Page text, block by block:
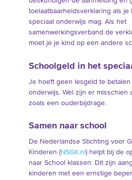
toelaatbaarheidsverklaring als je
speciaal onderwijs mag. Als het
samenwerkingsverband de
moet je je kind op een andere
Schoolgeld in het
Je hoeft geen lesgeld te betalen
onderwijs. Wel zijn er misschien
zoals een ouderbijdrage.
Samen naar school
De Nederlandse Stichting voor
Kinderen (NSGK.nl ) helpt bij de
naar School klassen. Dit zijn
kinderen met een ernstige